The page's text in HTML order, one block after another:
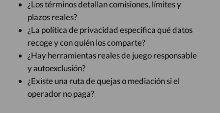
¿Los términos detallan comisiones, límites y
plazos reales?
¿La política de privacidad especifica qué datos
recoge y con quién los comparte?
¿Hay herramientas reales de juego responsable
y autoexclusión?
¿Existe una ruta de quejas o mediación si el
operador no paga?